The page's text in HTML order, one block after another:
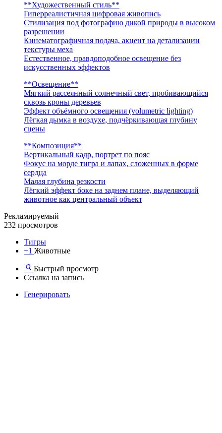
**Художественный стиль**
Гиперреалистичная цифровая живопись
Стилизация под фотографию дикой природы в высоком
разрешении
Кинематографичная подача, акцент на детализации
текстуры меха
Естественное, правдоподобное освещение без
искусственных эффектов
**Освещение**
Мягкий рассеянный солнечный свет, пробивающийся
сквозь кроны деревьев
Эффект объёмного освещения (volumetric lighting)
Лёгкая дымка в воздухе, подчёркивающая глубину
сцены
**Композиция**
Вертикальный кадр, портрет по пояс
Фокус на морде тигра и лапах, сложенных в форме
сердца
Малая глубина резкости
Лёгкий эффект боке на заднем плане, выделяющий
животное как центральный объект
Рекламируемый
232 просмотров
Тигры
+1 Животные
Быстрый просмотр
Ссылка на запись
Генерировать